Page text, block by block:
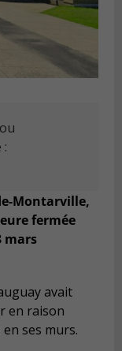
Montarville,
fermée
mars
avait
en raison
en ses murs.